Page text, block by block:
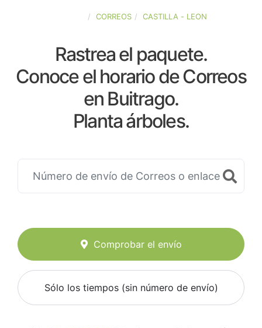
CORREOS CASTILLA - LEON
Rastrea el paquete.
Conoce el horario de Correos
en Buitrago.
Planta árboles.
Comprobar el envío
Sólo los tiempos (sin número de envío)